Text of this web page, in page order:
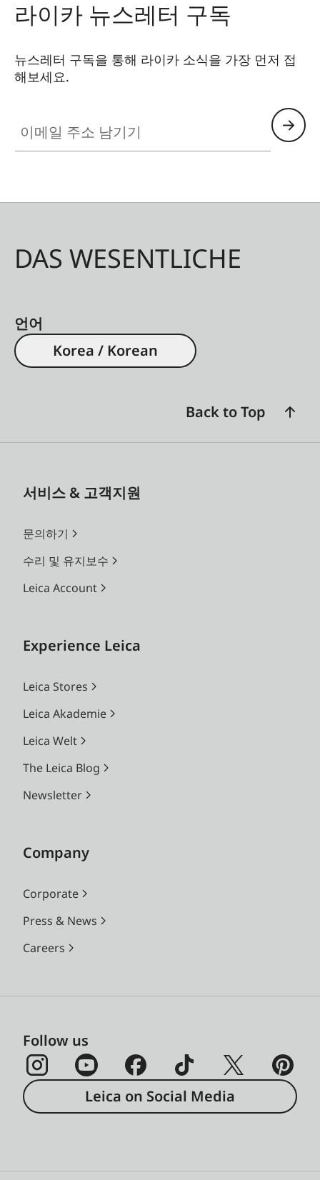
라이카 뉴스레터 구독
뉴스레터 구독을 통해 라이카 소식을 가장 먼저 접
해보세요.
DAS WESENTLICHE
언어
Korea / Korean
Back to Top
서비스 & 고객지원
문의하기
수리 및 유지보수
Leica Account
Experience Leica
Leica Stores
Leica Akademie
Leica Welt
The Leica Blog
Newsletter
Company
Corporate
Press & News
Careers
Follow us
Leica on Social Media